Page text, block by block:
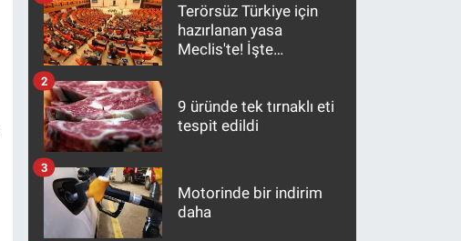
Terörsüz Türkiye için
hazırlanan yasa
Meclis'te! İşte
9 üründe tek tırnaklı eti
tespit edildi
2
Motorinde bir indirim
daha
3